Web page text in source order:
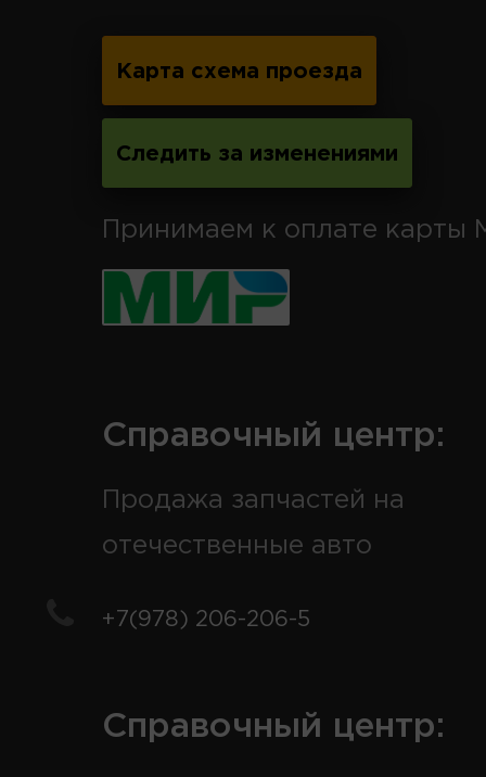
Карта схема проезда
Следить за изменениями
Принимаем к оплате карты
Справочный центр:
Продажа запчастей на
отечественные авто
+7(978) 206-206-5
Справочный центр: